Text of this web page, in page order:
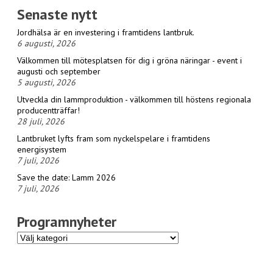
Senaste nytt
Jordhälsa är en investering i framtidens lantbruk.
6 augusti, 2026
Välkommen till mötesplatsen för dig i gröna näringar - event i
augusti och september
5 augusti, 2026
Utveckla din lammproduktion - välkommen till höstens regionala
producentträffar!
28 juli, 2026
Lantbruket lyfts fram som nyckelspelare i framtidens
energisystem
7 juli, 2026
Save the date: Lamm 2026
7 juli, 2026
Programnyheter
Programnyheter